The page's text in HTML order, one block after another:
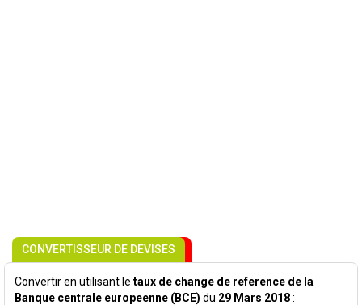
CONVERTISSEUR DE DEVISES
Convertir en utilisant le taux de change de reference de la
Banque centrale europeenne (BCE) du 29 Mars 2018: